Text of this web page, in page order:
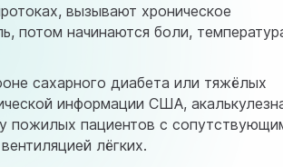
вызывают хроническое
потом начинаются боли,
сахарного диабета или тяжёлых
информации США,
пожилых пациентов с
лёгких.